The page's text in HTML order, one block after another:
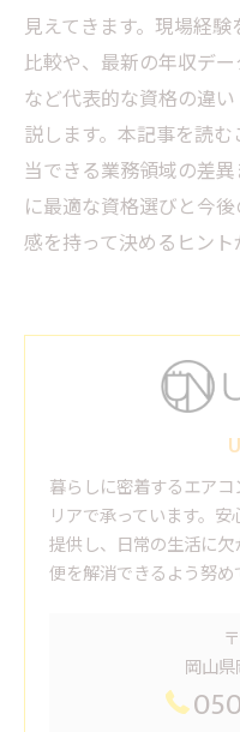
見えてきます。現場経
比較や、最新の年収デ
など代表的な資格の違
説します。本記事を読
当できる業務領域の差
に最適な資格選びと今
感を持って決めるヒント
暮らしに密着するエア
リアで承っています。
提供し、日常の生活に
便を解消できるよう努め
岡山